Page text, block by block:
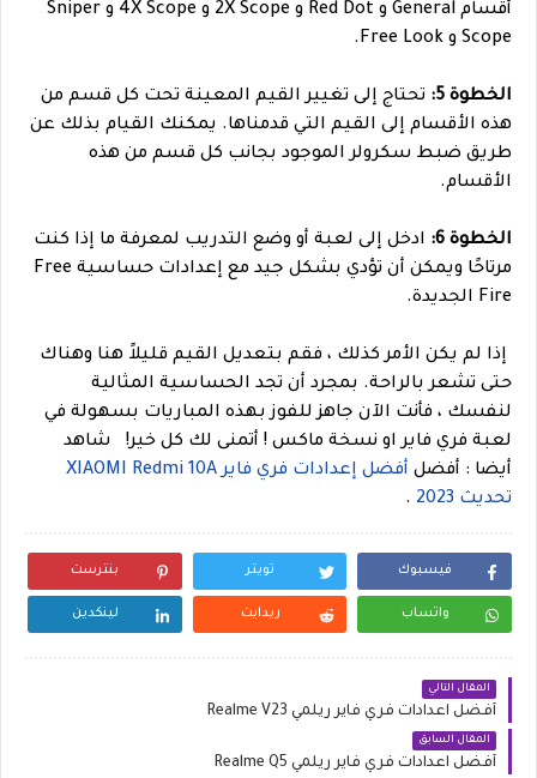
أقسام General و Red Dot و 2X Scope و 4X Scope و Sniper
Scope و Free Look.
الخطوة 5:
تحتاج إلى تغيير القيم المعينة تحت كل قسم من
هذه الأقسام إلى القيم التي قدمناها. يمكنك القيام بذلك عن
طريق ضبط سكرولر الموجود بجانب كل قسم من هذه
الأقسام.
الخطوة 6:
ادخل إلى لعبة أو وضع التدريب لمعرفة ما إذا كنت
مرتاحًا ويمكن أن تؤدي بشكل جيد مع إعدادات حساسية Free
Fire الجديدة.
إذا لم يكن الأمر كذلك ، فقم بتعديل القيم قليلاً هنا وهناك
حتى تشعر بالراحة. بمجرد أن تجد الحساسية المثالية
لنفسك ، فأنت الآن جاهز للفوز بهذه المباريات بسهولة في
لعبة فري فاير او نسخة ماكس ! أتمنى لك كل خير!
شاهد
أيضا : أفضل
أفضل إعدادات فري فاير XIAOMI Redmi 10A
تحديث 2023
.
فيسبوك تويتر بنترست
واتساب ريدايت لينكدين
المقال التالي
أفضل اعدادات فري فاير ريلمي Realme V23
المقال السابق
أفضل اعدادات فري فاير ريلمي Realme Q5